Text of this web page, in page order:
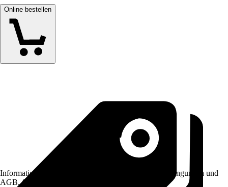
Online bestellen
Informationen des Verkäufers, wie z. B. Rückgabebedingungen und
AGB, finden Sie bei Klick auf den Verkäufernamen.